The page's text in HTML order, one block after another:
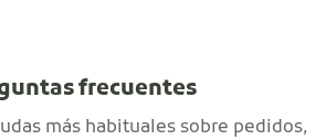
frecuentes
más habituales sobre pedidos,